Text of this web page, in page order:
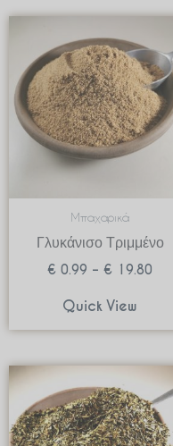
Μπαχαρικά
Γλυκάνισο Τριμμένο
€ 0.99 – € 19.80
€
€
Quick View
€
€